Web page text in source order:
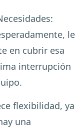
:
le
en cubrir esa
interrupción
flexibilidad, ya
una